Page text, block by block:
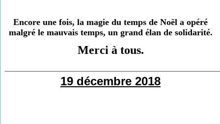
Encore une fois, la magie du temps de Noël a opéré
malgré le mauvais temps, un grand élan de solidarité.
Merci à tous.
19 décembre 2018